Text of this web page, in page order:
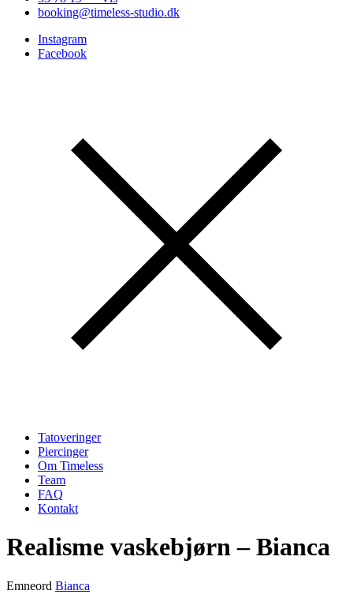
booking@timeless-studio.dk
Instagram
Facebook
Tatoveringer
Piercinger
Om Timeless
Team
FAQ
Kontakt
Realisme vaskebjørn – Bianca
Emneord Bianca